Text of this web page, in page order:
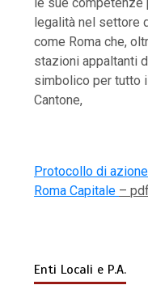
legalità nel settore
come Roma che,
stazioni appaltanti
simbolico per tutto
Cantone,
Protocollo di
Roma Capitale –
Enti Locali e P.A.